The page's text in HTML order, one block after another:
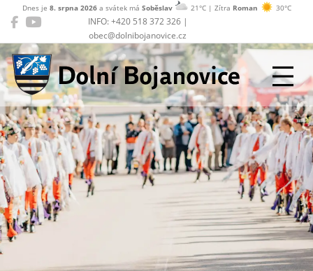
INFO: +420 518 372 326 |
obec@dolnibojanovice.cz
Dnes je 8. srpna 2026a svátek má Soběslav 21°C | Zítra Roman 30°C
Dolní Bojanovice